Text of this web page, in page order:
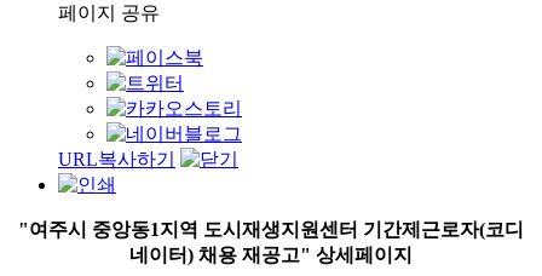
페이지 공유
URL복사하기
"여주시 중앙동1지역 도시재생지원센터 기간제근로자(코디
네이터) 채용 재공고" 상세페이지